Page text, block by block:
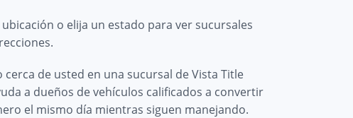
o elija un estado para ver sucursales
de usted en una sucursal de Vista Title
a dueños de vehículos calificados a convertir
el mismo día mientras siguen manejando.